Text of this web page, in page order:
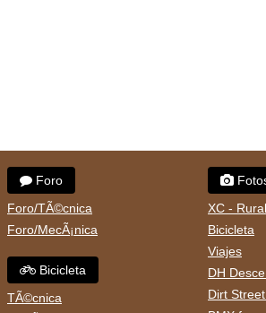
Foro
Foro/TÃ©cnica
Foro/MecÃ¡nica
Bicicleta
TÃ©cnica
XC - Rural
Bicicleta
Viajes
DH
Dirt